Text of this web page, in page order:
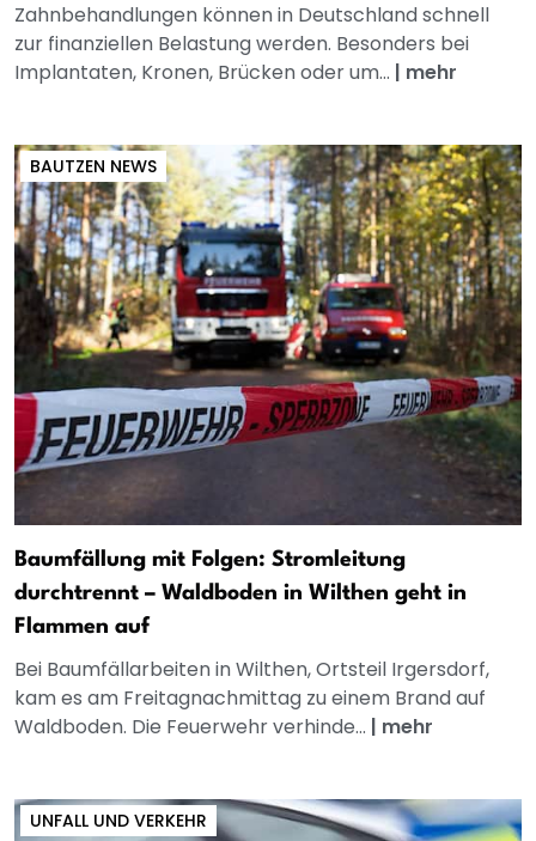
Zahnbehandlungen können in Deutschland schnell
zur finanziellen Belastung werden. Besonders bei
Implantaten, Kronen, Brücken oder um... | mehr
BAUTZEN NEWS
Baumfällung mit Folgen: Stromleitung
durchtrennt – Waldboden in Wilthen geht in
Flammen auf
Bei Baumfällarbeiten in Wilthen, Ortsteil Irgersdorf,
kam es am Freitagnachmittag zu einem Brand auf
Waldboden. Die Feuerwehr verhinde... | mehr
UNFALL UND VERKEHR